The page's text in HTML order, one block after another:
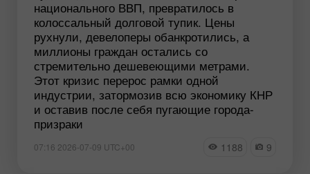
национального ВВП, превратилось в
колоссальный долговой тупик. Цены
рухнули, девелоперы обанкротились, а
миллионы граждан остались со
стремительно дешевеющими метрами.
Этот кризис перерос рамки одной
индустрии, затормозив всю экономику КНР
и оставив после себя пугающие города-
призраки
07:16 2026-07-09 UTC+00 1188 9